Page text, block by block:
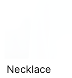
Necklace